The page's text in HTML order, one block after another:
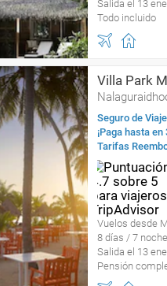
Salida el 13
Todo incluido
Villa Park
Seguro de
¡Paga hasta
Tarifas
Vuelos desde
8 días / 7
Salida el 13
Pensión